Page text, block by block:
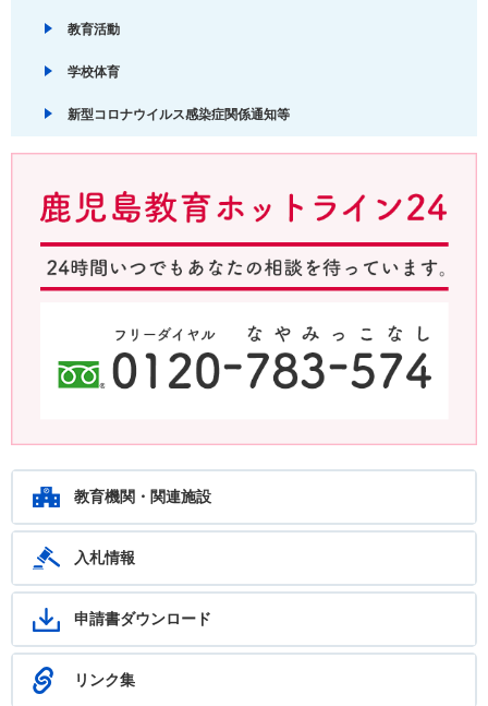
教育活動
学校体育
新型コロナウイルス感染症関係通知等
鹿児島教育ホットライン24 24時間いつでもあなたの相談を待ってい
ます。フリーダイヤル：0120-783-574
教育機関・関連施設
入札情報
申請書ダウンロード
リンク集